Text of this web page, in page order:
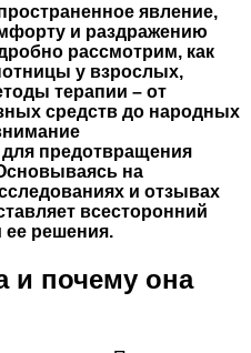
явление,
и раздражению
рассмотрим, как
у взрослых,
терапии – от
средств до народных
предотвращения
на
и отзывах
всесторонний
ее решения.
и почему она